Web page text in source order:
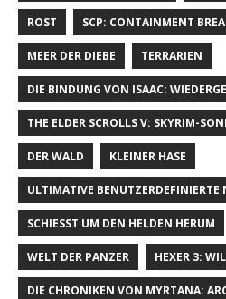
ROST SCP: CONTAINMENT
MEER DER DIEBE TERRARIEN
DIE BINDUNG VON ISAAC:
THE ELDER SCROLLS V: SKYRIM-
DER WALD KLEINER HASE
ULTIMATIVE BENUTZERDEFINIERTE
SCHIESST UM DEN HELDEN HERUM
WELT DER PANZER HEXER 3:
DIE CHRONIKEN VON MYRTANA: